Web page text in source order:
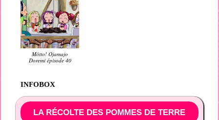
Mōtto! Ojamajo
Doremi épisode 40
INFOBOX
LA RÉCOLTE DES POMMES DE TERRE